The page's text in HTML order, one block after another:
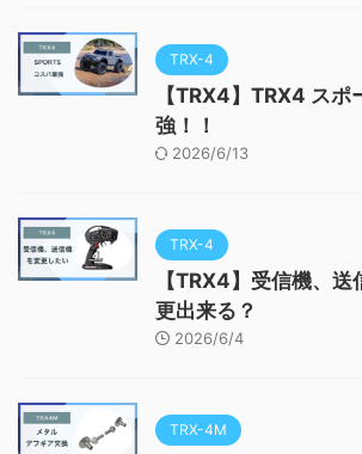
TRX-4
【TRX4】TRX4 スポ
強！！
2026/6/13
TRX-4
【TRX4】受信機、
更出来る？
2026/6/4
TRX-4M